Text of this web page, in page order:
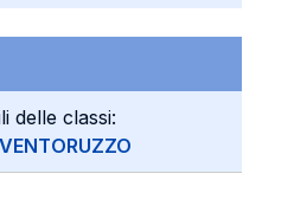
delle classi: